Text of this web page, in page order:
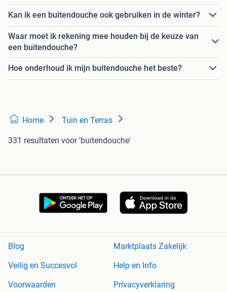
Kan ik een buitendouche ook gebruiken in de winter?
Waar moet ik rekening mee houden bij de keuze van
een buitendouche?
Hoe onderhoud ik mijn buitendouche het beste?
Home Tuin en Terras
331 resultaten voor 'buitendouche'
Blog
Marktplaats Zakelijk
Veilig en Succesvol
Help en Info
Voorwaarden
Privacyverklaring